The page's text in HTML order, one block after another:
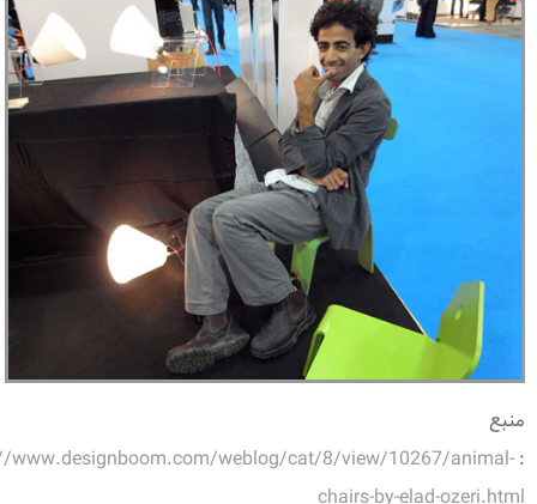
منبع
:
www.designboom.com/weblog/cat/8/view/10267/animal-
chairs-by-elad-ozeri.html